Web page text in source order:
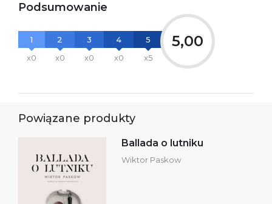
Podsumowanie
1
x0
2
x0
3
x0
4
x0
5
x5
5,00
Powiązane produkty
Ballada o lutniku
Wiktor Paskow